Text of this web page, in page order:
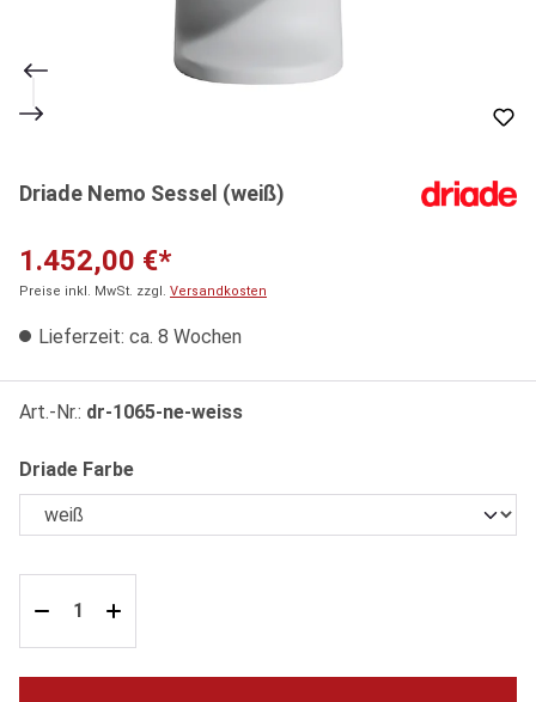
Driade Nemo Sessel (weiß)
1.452,00 €*
Preise inkl. MwSt. zzgl. Versandkosten
Lieferzeit: ca. 8 Wochen
Art.-Nr.: dr-1065-ne-weiss
Driade Farbeauswählen